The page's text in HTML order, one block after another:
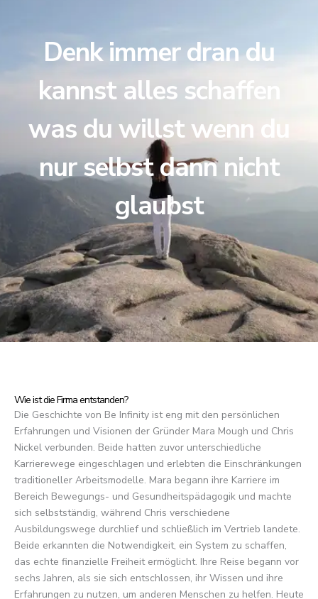
Denk immer dran du
kannst alles schaffen
was du willst wenn du
nur selbst dann nicht
glaubst
Wie ist die Firma entstanden?
Die Geschichte von Be Infinity ist eng mit den persönlichen
Erfahrungen und Visionen der Gründer Mara Mough und Chris
Nickel verbunden. Beide hatten zuvor unterschiedliche
Karrierewege eingeschlagen und erlebten die Einschränkungen
traditioneller Arbeitsmodelle. Mara begann ihre Karriere im
Bereich Bewegungs- und Gesundheitspädagogik und machte
sich selbstständig, während Chris verschiedene
Ausbildungswege durchlief und schließlich im Vertrieb landete.
Beide erkannten die Notwendigkeit, ein System zu schaffen,
das echte finanzielle Freiheit ermöglicht. Ihre Reise begann vor
sechs Jahren, als sie sich entschlossen, ihr Wissen und ihre
Erfahrungen zu nutzen, um anderen Menschen zu helfen. Heute